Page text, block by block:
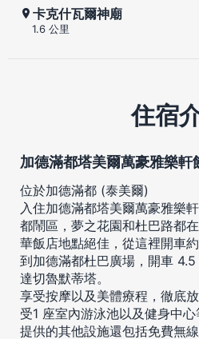
卡克什瓦爾神廟
1.6 公里
住宿
加德滿都塔美爾萬豪雅樂軒
位於加德滿都 (泰美爾)
入住加德滿都塔美爾萬豪雅樂
都鬧區，夢之花園和杜巴路都
華飯店地點絕佳，從這裡開車
到加德滿都杜巴廣場，開車
達切魯默蒂塔。
享受按摩以及美體療程，徹底
受1 座室內游泳池以及健身中
提供的其他設施還包括免費無